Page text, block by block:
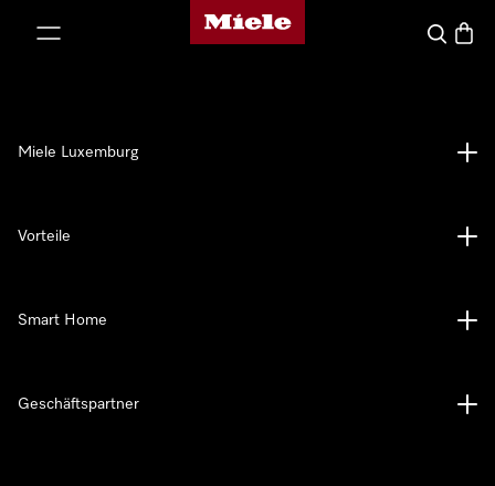
Miele-Homepage
Suche
Miele Luxemburg
Vorteile
Smart Home
Geschäftspartner